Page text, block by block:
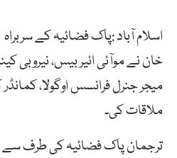
اسلام آباد :پاک فضائیہ کے
خان نے موآئی ائیر بیس، نیروبی
میجر جنرل فرانسس اوگولا،
ملاقات کی۔
ترجمان پاک فضائیہ کی طرف سے